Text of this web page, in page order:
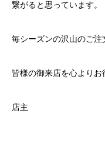
繋がると思っています。
毎シーズンの沢山のご注
皆様の御来店を心よりお
店主